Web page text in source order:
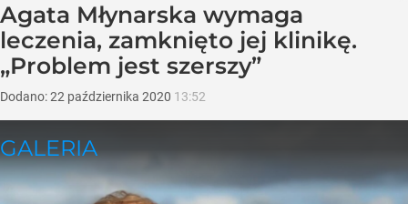
Agata Młynarska wymaga
leczenia, zamknięto jej klinikę.
„Problem jest szerszy”
Dodano:22 października 2020 13:52